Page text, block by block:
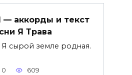
— аккорды и текст
Я Трава
Я сырой земле родная.
0 609